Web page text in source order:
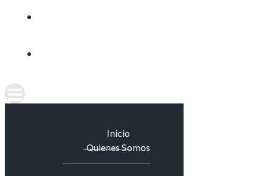
Inicio
Quienes Somos